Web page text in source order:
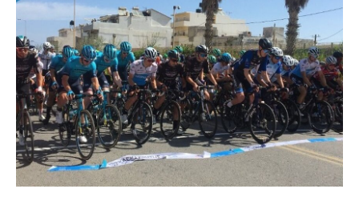
Διαιτησία
Ποδόσφαιρο Γυναικών
FIBA World Cup 2023
Ευ ζην
Βιβλίο
Μουσική
Πολιτισμός
Πρωτοσέλιδα
Έντυπη έκδοση
Στήλες
Τραγούδια
Cine Spot
Πρόγραμμα TV
Παναχαϊκή Ηρακλής Βόλος
Ιωνικός Κηφισιά Πανσερραϊκός